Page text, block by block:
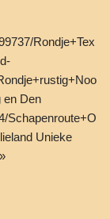
Rondje+Tex
en Den
Schapenroute+O
Unieke